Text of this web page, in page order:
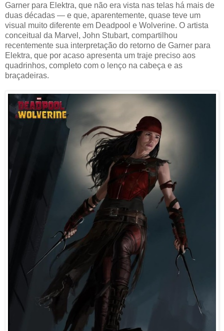
Garner para Elektra, que não era vista nas telas há mais de
duas décadas — e que, aparentemente, quase teve um
visual muito diferente em Deadpool e Wolverine. O artista
conceitual da Marvel, John Stubart, compartilhou
recentemente sua interpretação do retorno de Garner para
Elektra, que por acaso apresenta um traje preciso aos
quadrinhos, completo com o lenço na cabeça e as
braçadeiras.